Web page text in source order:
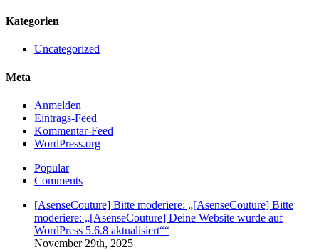
Kategorien
Uncategorized
Meta
Anmelden
Eintrags-Feed
Kommentar-Feed
WordPress.org
Popular
Comments
[AsenseCouture] Bitte moderiere: „[AsenseCouture] Bitte
moderiere: „[AsenseCouture] Deine Website wurde auf
WordPress 5.6.8 aktualisiert““
November 29th, 2025